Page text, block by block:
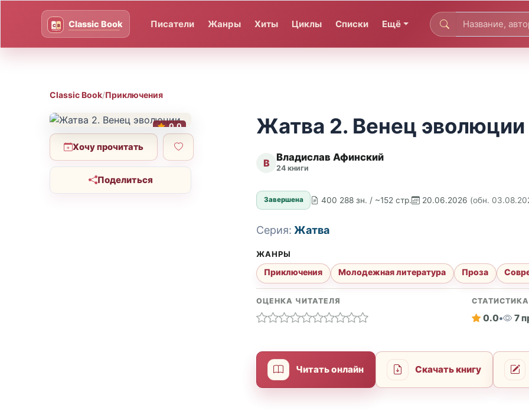
Писатели Жанры Хиты Циклы Списки Ещё
Classic Book/Приключения
0.0
Хочу прочитать
Поделиться
Жатва 2. Венец эволюции
В Владислав Афинский
24 книги
Завершена 400 288 зн. / ~152 стр. 20.06.2026 (обн.
Серия: Жатва
ЖАНРЫ
Приключения Молодежная литература Проза
ОЦЕНКА ЧИТАТЕЛЯ СТАТИСТИКА
0.0• 7
Читать онлайн Скачать книгу